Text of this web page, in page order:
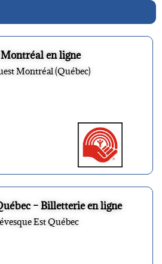
en ligne
Montréal (Québec)
– Billetterie en ligne
Est Québec